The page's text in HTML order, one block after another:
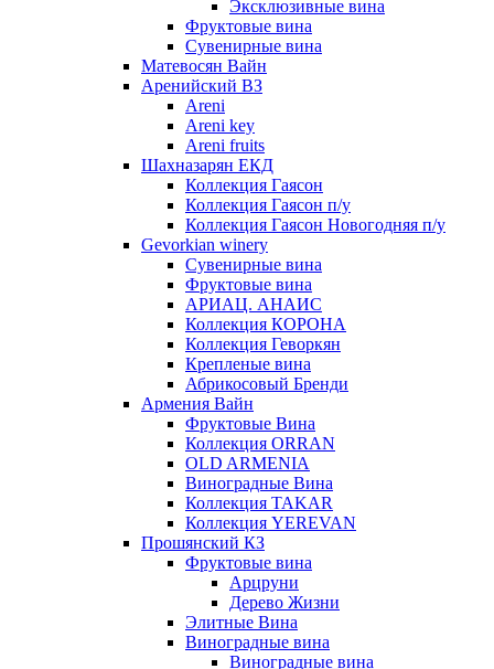
Эксклюзивные вина
Фруктовые вина
Cувенирные вина
Матевосян Вайн
Аренийский ВЗ
Areni
Areni key
Areni fruits
Шахназарян ЕКД
Коллекция Гаясон
Коллекция Гаясон п/у
Коллекция Гаясон Новогодняя п/у
Gevorkian winery
Сувенирные вина
Фруктовые вина
АРИАЦ. АНАИС
Коллекция КОРОНА
Коллекция Геворкян
Крепленые вина
Абрикосовый Бренди
Армения Вайн
Фруктовые Вина
Коллекция ORRAN
OLD ARMENIA
Виноградные Вина
Коллекция TAKAR
Коллекция YEREVAN
Прошянский КЗ
Фруктовые вина
Арцруни
Дерево Жизни
Элитные Вина
Виноградные вина
Виноградные вина